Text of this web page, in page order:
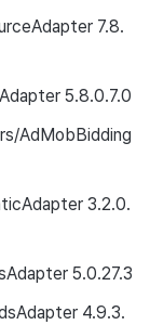
7.8.
5.8.0.7.0
AdMobBidding
3.2.0.
5.0.27.3
4.9.3.